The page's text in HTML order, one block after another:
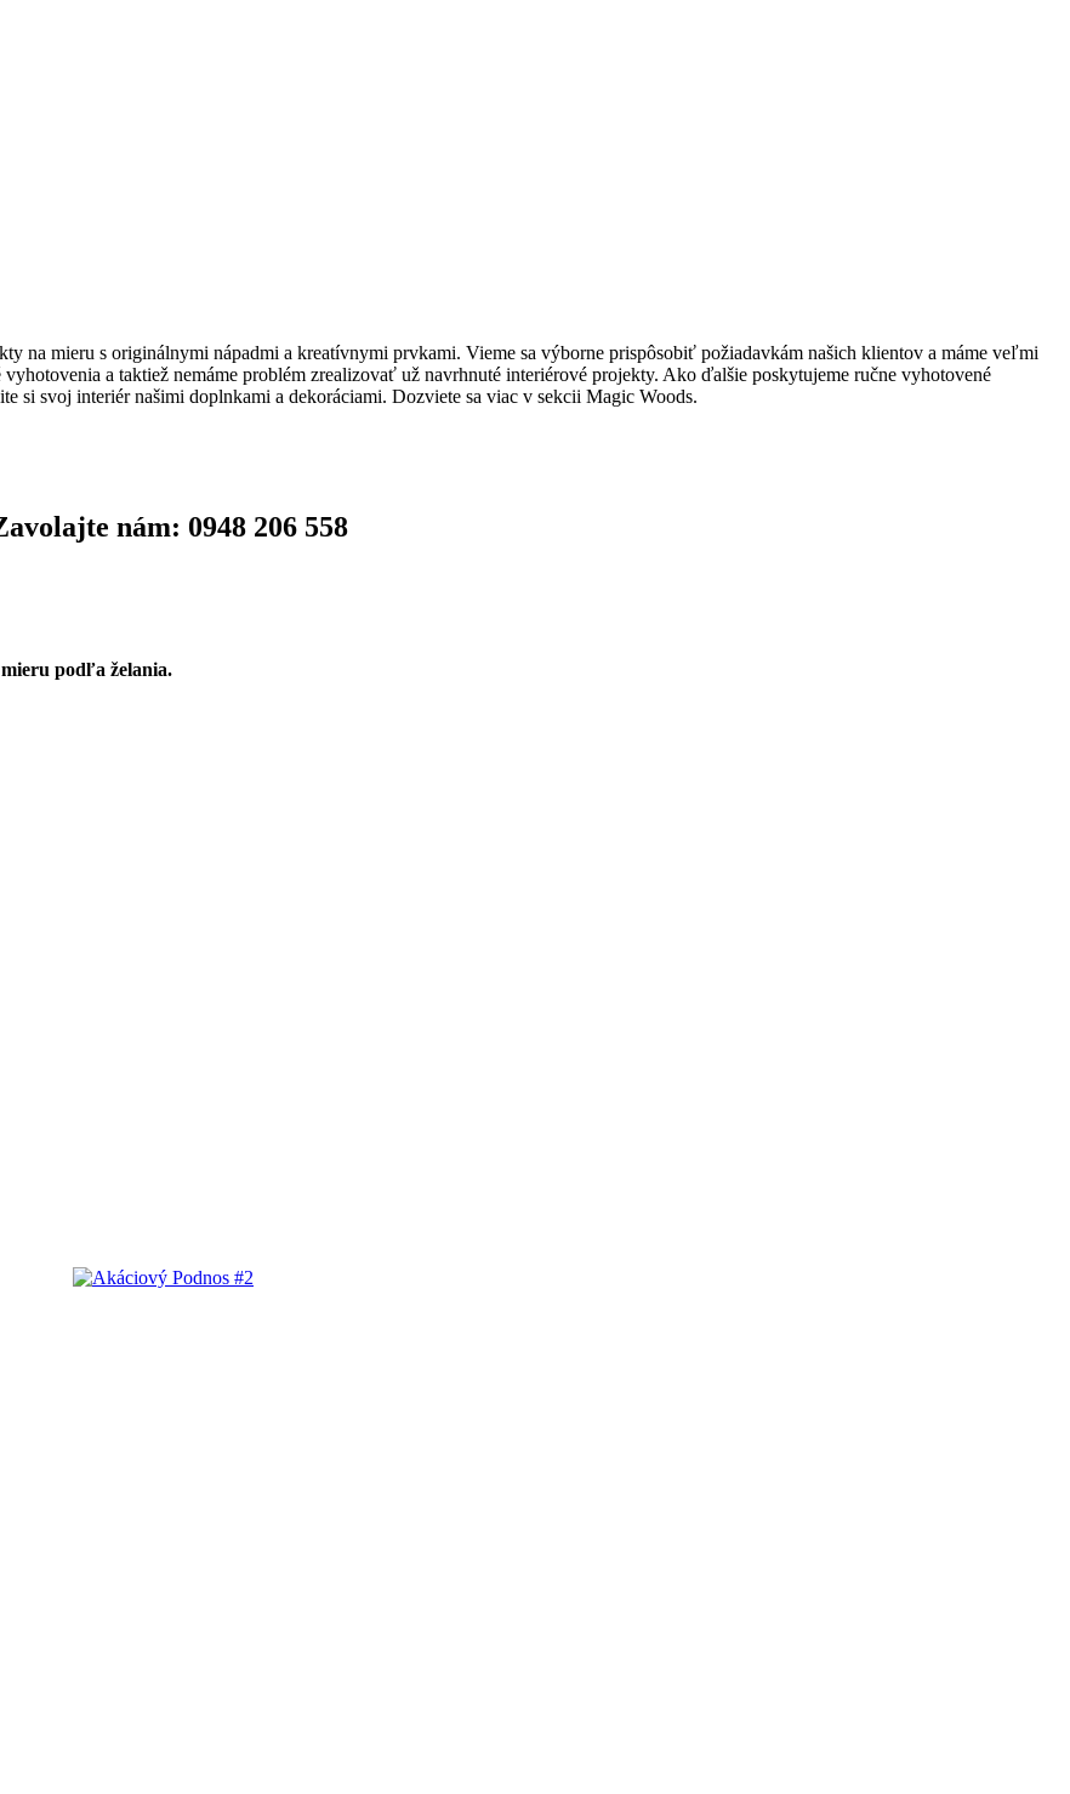
na mieru s originálnymi nápadmi a kreatívnymi prvkami. Vieme sa výborne prispôsobiť požiadavkám našich klientov a máme veľmi
a taktiež nemáme problém zrealizovať už navrhnuté interiérové projekty. Ako ďalšie poskytujeme ručne vyhotovené
si svoj interiér našimi doplnkami a dekoráciami. Dozviete sa viac v sekcii Magic Woods.
nám: 0948 206 558
podľa želania.